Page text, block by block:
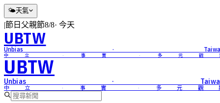
🌤天氣
|節日 父親節8/8· 今天
UBTW
Unbias ·
中立 · 事實 · 多元觀
UBTW
Unbias ·
中立 · 事實 · 多元觀